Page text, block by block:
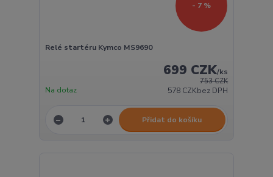
- 7 %
Relé startéru Kymco MS9690
753 CZK
699 CZK/ks
578 CZKbez DPH
Na dotaz
Přidat do košíku